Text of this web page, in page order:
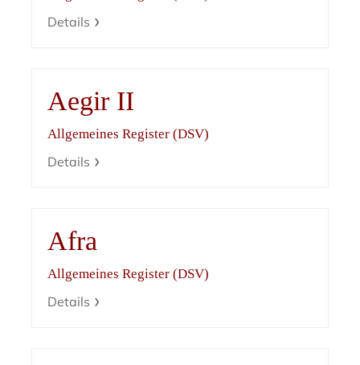
Details
Aegir II
Allgemeines Register (DSV)
Details
Afra
Allgemeines Register (DSV)
Details